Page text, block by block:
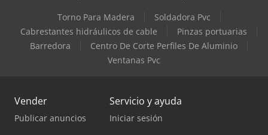
Torno Para Madera
Soldadora Pvc
Cabrestantes hidráulicos de cable
Pinzas portuarias
Barredora
Centro De Corte Perfiles De Aluminio
Ventanas Pvc
Vender
Publicar anuncios
Servicio y ayuda
Iniciar sesión